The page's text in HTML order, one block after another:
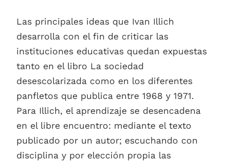
Las principales ideas que Ivan Illich
desarrolla con el fin de criticar las
instituciones educativas quedan expuestas
tanto en el libro La sociedad
desescolarizada como en los diferentes
panfletos que publica entre 1968 y 1971.
Para Illich, el aprendizaje se desencadena
en el libre encuentro: mediante el texto
publicado por un autor; escuchando con
disciplina y por elección propia las